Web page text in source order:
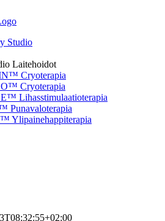
Studio
Laitehoidot
Cryoterapia
Cryoterapia
Lihasstimulaatioterapia
Punavaloterapia
Ylipainehappiterapia